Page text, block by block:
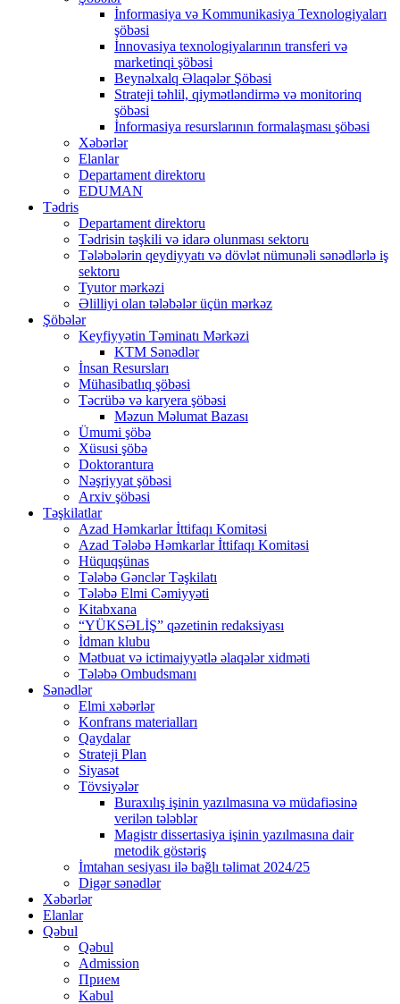
İnformasiya və Kommunikasiya Texnologiyaları
şöbəsi
İnnovasiya texnologiyalarının transferi və
marketinqi şöbəsi
Beynəlxalq Əlaqələr Şöbəsi
Strateji təhlil, qiymətləndirmə və monitorinq
şöbəsi
İnformasiya resurslarının formalaşması şöbəsi
Xəbərlər
Elanlar
Departament direktoru
EDUMAN
Tədris
Departament direktoru
Tədrisin təşkili və idarə olunması sektoru
Tələbələrin qeydiyyatı və dövlət nümunəli sənədlərlə iş
sektoru
Tyutor mərkəzi
Əlilliyi olan tələbələr üçün mərkəz
Şöbələr
Keyfiyyətin Təminatı Mərkəzi
KTM Sənədlər
İnsan Resursları
Mühasibatlıq şöbəsi
Təcrübə və karyera şöbəsi
Məzun Məlumat Bazası
Ümumi şöbə
Xüsusi şöbə
Doktorantura
Nəşriyyat şöbəsi
Arxiv şöbəsi
Təşkilatlar
Azad Həmkarlar İttifaqı Komitəsi
Azad Tələbə Həmkarlar İttifaqı Komitəsi
Hüquqşünas
Tələbə Gənclər Təşkilatı
Tələbə Elmi Cəmiyyəti
Kitabxana
“YÜKSƏLİŞ” qəzetinin redaksiyası
İdman klubu
Mətbuat və ictimaiyyətlə əlaqələr xidməti
Tələbə Ombudsmanı
Sənədlər
Elmi xəbərlər
Konfrans materialları
Qaydalar
Strateji Plan
Siyasət
Tövsiyələr
Buraxılış işinin yazılmasına və müdafiəsinə
verilən tələblər
Magistr dissertasiya işinin yazılmasına dair
metodik göstəriş
İmtahan sesiyası ilə bağlı təlimat 2024/25
Digər sənədlər
Xəbərlər
Elanlar
Qəbul
Qəbul
Admission
Прием
Kabul